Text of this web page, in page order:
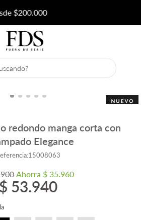
HASTA 70% DCTO
redondo manga corta con
Elegance
:15008063
900 Ahorra $ 35.960
$ 53.940